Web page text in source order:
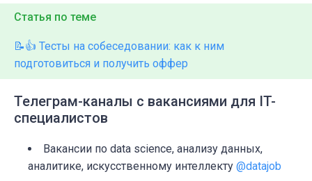
Статья по теме
📝👍 Тесты на собеседовании: как к ним
подготовиться и получить оффер
Телеграм-каналы с вакансиями для IT-
специалистов
Вакансии по data science, анализу данных,
аналитике, искусственному интеллекту @datajob